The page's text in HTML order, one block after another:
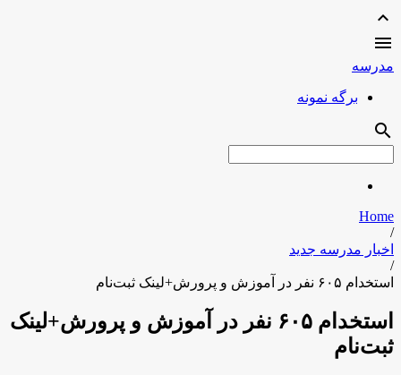
expand_less

مدرسه
برگه نمونه
search
Home
/
اخبار مدرسه جدید
/
استخدام ۶۰۵ نفر در آموزش و پرورش+لینک ثبت‌نام
استخدام ۶۰۵ نفر در آموزش و پرورش+لینک
ثبت‌نام